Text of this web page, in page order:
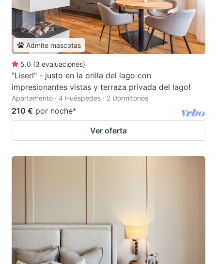
Admite mascotas
5.0 (3 evaluaciones)
"Liserl" - justo en la orilla del lago con
impresionantes vistas y terraza privada del lago!
Apartamento · 4 Huéspedes · 2 Dormitorios
210 € por noche*
Ver oferta